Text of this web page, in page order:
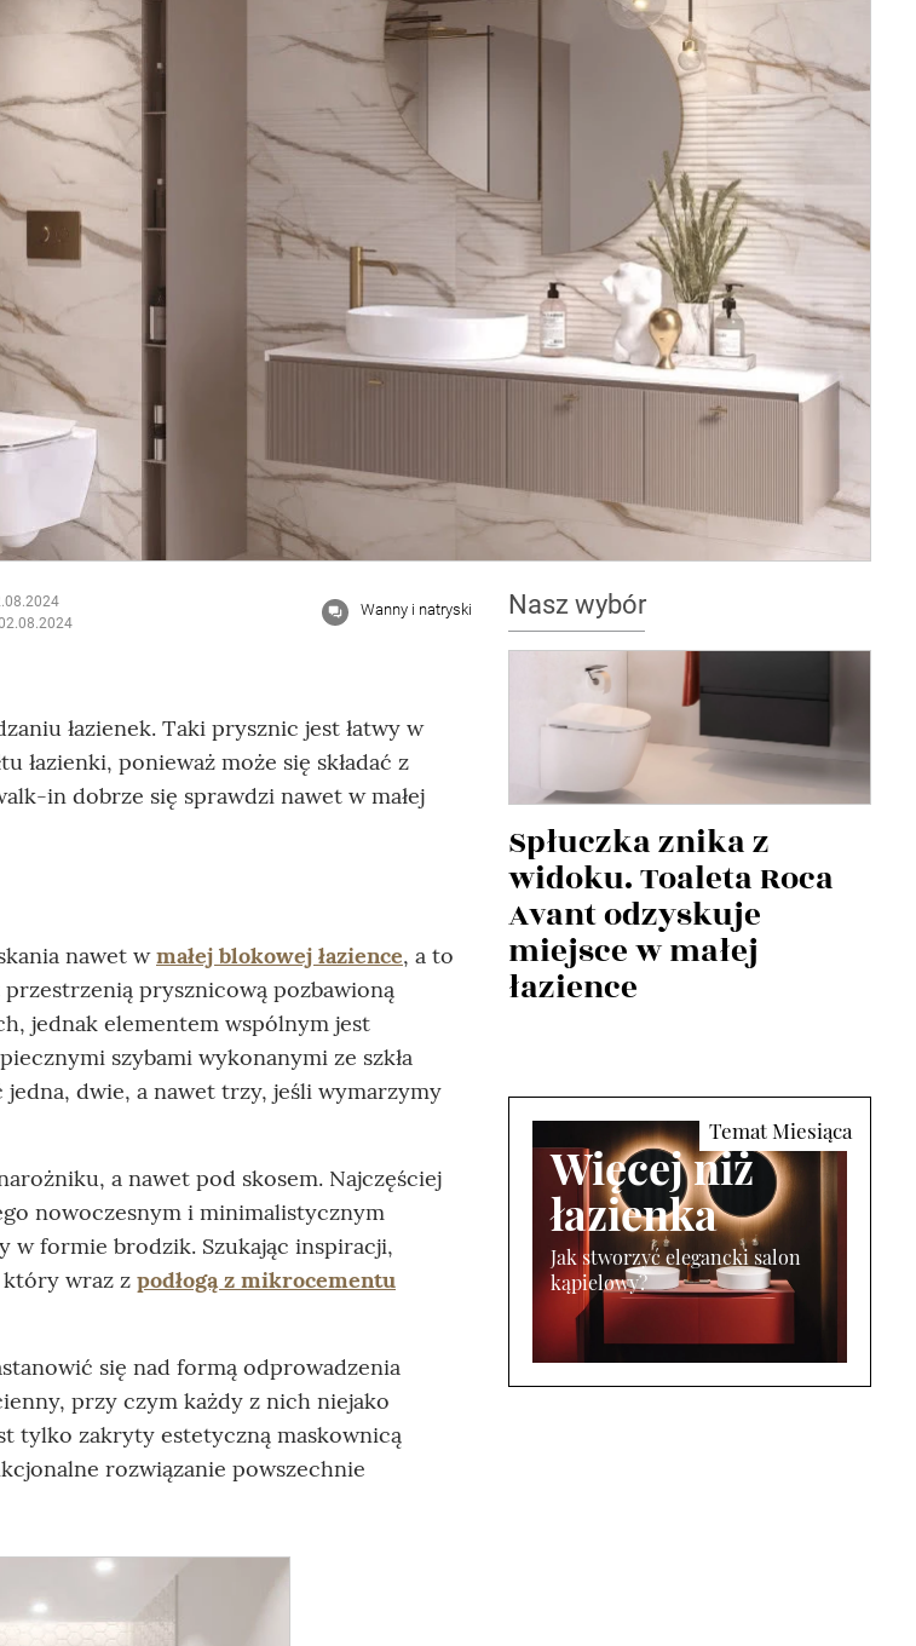
Wanny i natryski
łazienek. Taki prysznic jest łatwy w
łazienki, ponieważ może się składać z
in dobrze się sprawdzi nawet w małej
nawet wmałej blokowej łazience, a to
prysznicową pozbawioną
jednak elementem wspólnym jest
szybami wykonanymi ze szkła
dwie, a nawet trzy, jeśli wymarzymy
a nawet pod skosem. Najczęściej
nowoczesnym i minimalistycznym
w formie brodzik. Szukając inspiracji,
wraz z podłogą z mikrocementu
się nad formą odprowadzenia
przy czym każdy z nich niejako
tylko zakryty estetyczną maskownicą
rozwiązanie powszechnie
Nasz wybór
Spłuczka znika z
widoku. Toaleta Roca
Avant odzyskuje
miejsce w małej
łazience
Więcej niż
łazienka
Jak stworzyć elegancki salon
kąpielowy?